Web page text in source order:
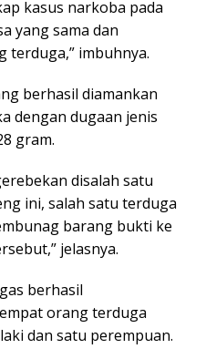
kasus narkoba pada
yang sama dan
terduga,” imbuhnya.
berhasil diamankan
dengan dugaan jenis
gram.
disalah satu
ini, salah satu terduga
barang bukti ke
jelasnya.
berhasil
orang terduga
dan satu perempuan.